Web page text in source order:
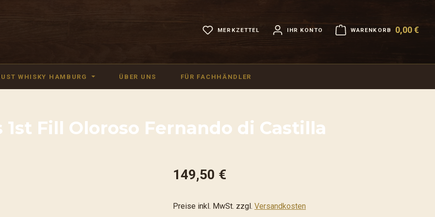
MERKZETTEL IHR KONTO WARENKORB 0,00 €
Warenkorb enthält 0
WHISKY HAMBURG ÜBER UNS FÜR FACHHÄNDLER
Fill Oloroso Fernando di Castilla
149,50 €
Preise inkl. MwSt. zzgl. Versandkosten